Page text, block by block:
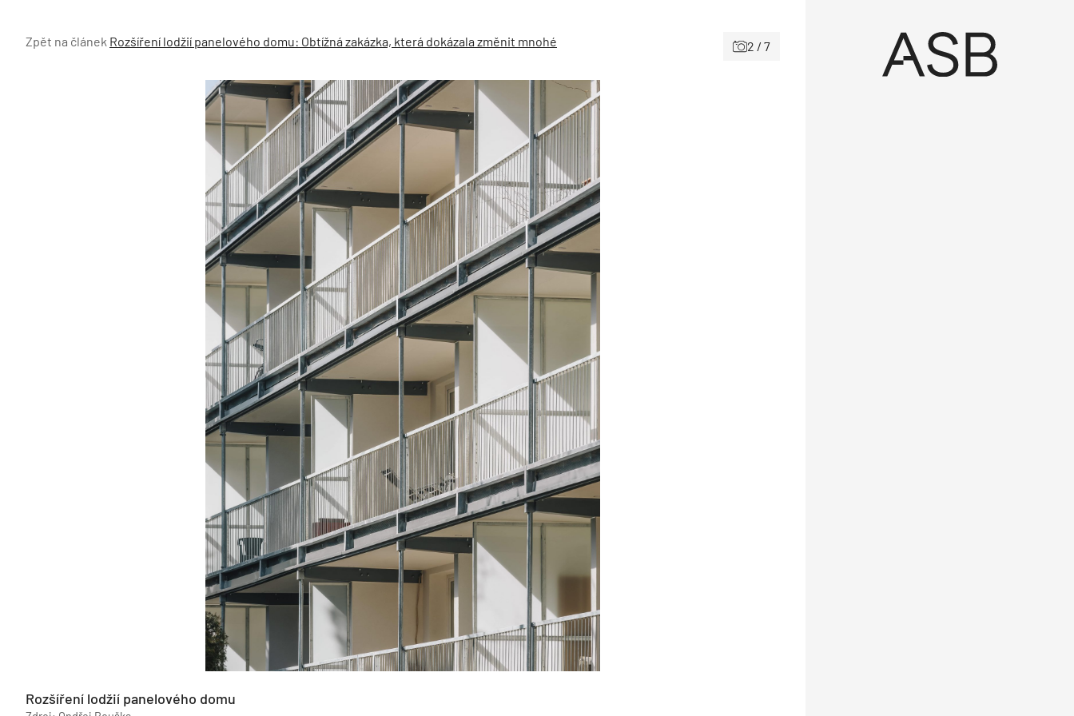
Zpět na článek Rozšíření lodžií panelového domu: Obtížná zakázka, která dokázala změnit mnohé 2 / 7
Rozšíření lodžií panelového domu